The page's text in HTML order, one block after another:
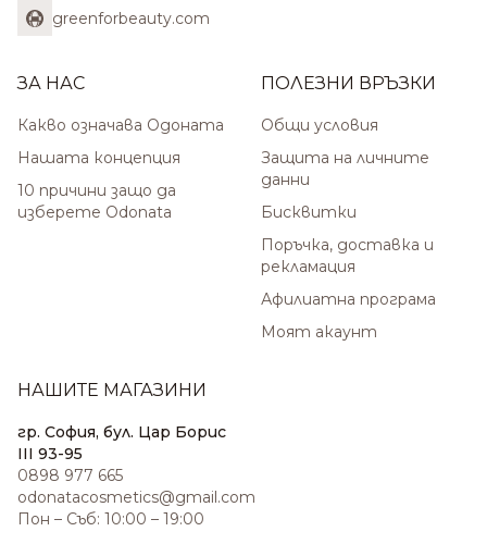
greenforbeauty.com
ЗА НАС
Какво означава Одоната
Нашата концепция
10 причини защо да
изберете Odonata
ПОЛЕЗНИ ВРЪЗКИ
Общи условия
Защита на личните
данни
Бисквитки
Поръчка, доставка и
рекламация
Афилиатна програма
Моят акаунт
НАШИТЕ МАГАЗИНИ
гр. София, бул. Цар Борис
III 93-95
0898 977 665
odonatacosmetics@gmail.com
Пон – Съб: 10:00 – 19:00